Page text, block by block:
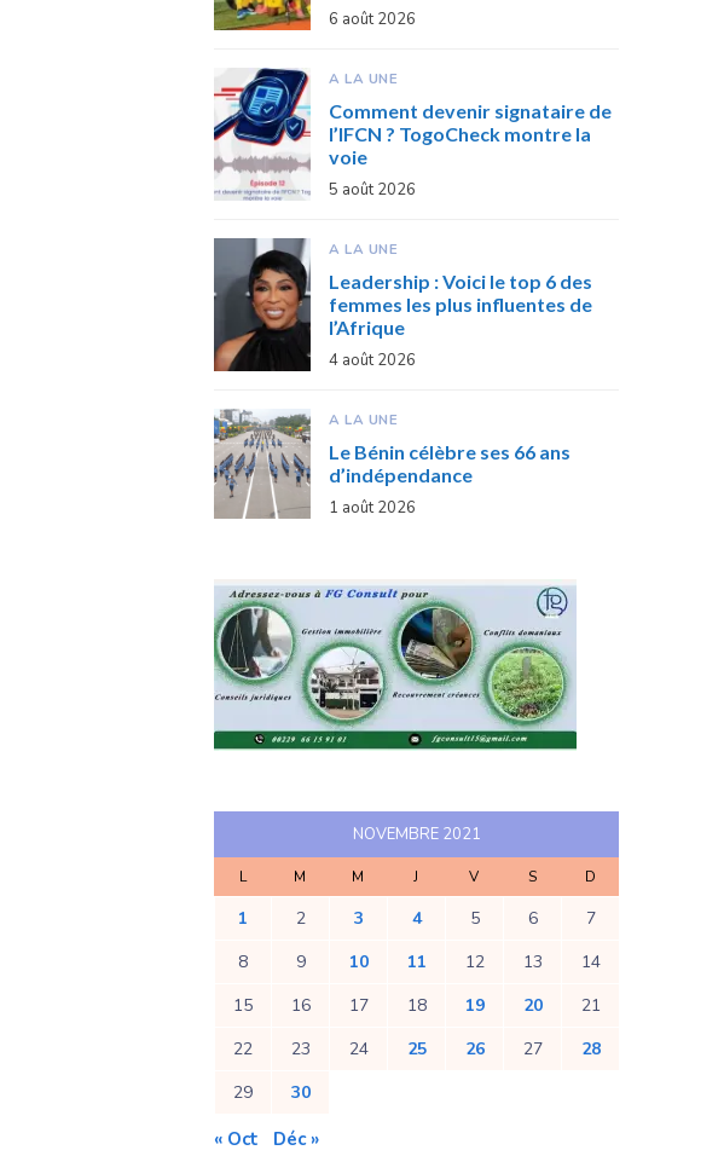
6 août 2026
A LA UNE
Comment devenir signataire de
l’IFCN ? TogoCheck montre la
voie
5 août 2026
A LA UNE
Leadership : Voici le top 6 des
femmes les plus influentes de
l’Afrique
4 août 2026
A LA UNE
Le Bénin célèbre ses 66 ans
d’indépendance
1 août 2026
NOVEMBRE 2021
L M M J V S D
1 2 3 4 5 6
7
8
9 10 11 12 13
14
15
16 17 18 19 20
21
22
23 24 25 26 27
28
29
30
« Oct Déc »